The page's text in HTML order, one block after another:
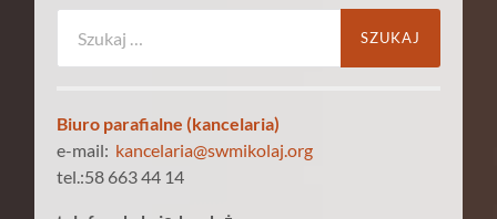
Biuro parafialne (kancelaria)
e-mail: kancelaria@swmikolaj.org
tel.:58 663 44 14